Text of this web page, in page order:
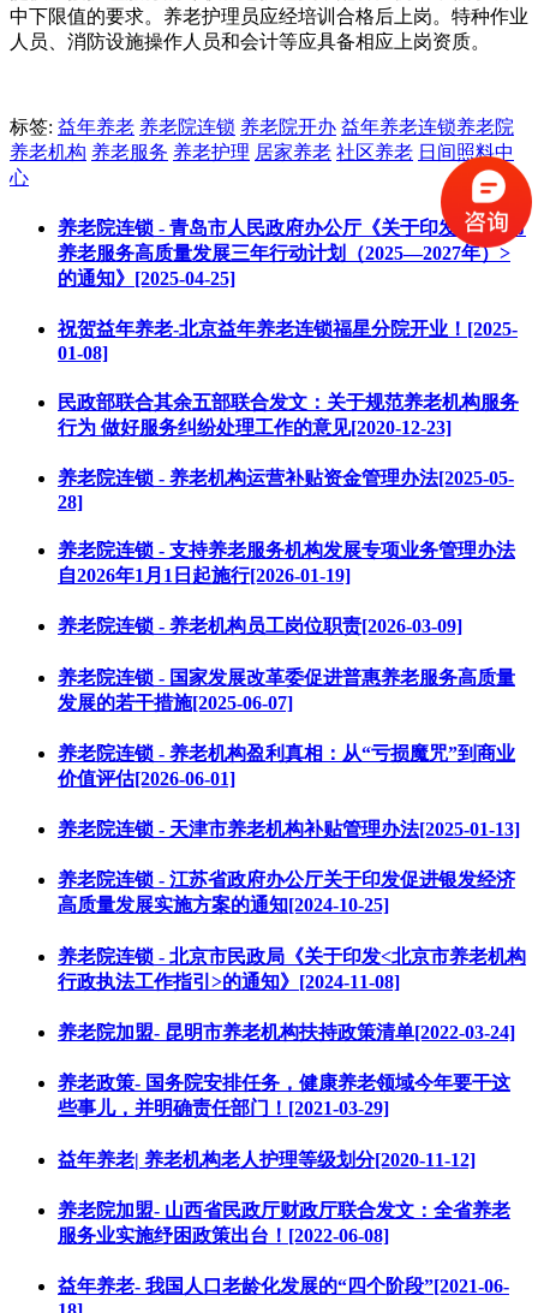
中下限值的要求。养老护理员应经培训合格后上岗。特种作业
人员、消防设施操作人员和会计等应具备相应上岗资质。
标签: 益年养老 养老院连锁 养老院开办 益年养老连锁养老院
养老机构 养老服务 养老护理 居家养老 社区养老 日间照料中
心
养老院连锁 - 青岛市人民政府办公厅《关于印发<青岛市
养老服务高质量发展三年行动计划（2025—2027年）>
的通知》[2025-04-25]
祝贺益年养老-北京益年养老连锁福星分院开业！[2025-
01-08]
民政部联合其余五部联合发文：关于规范养老机构服务
行为 做好服务纠纷处理工作的意见[2020-12-23]
养老院连锁 - 养老机构运营补贴资金管理办法[2025-05-
28]
养老院连锁 - 支持养老服务机构发展专项业务管理办法
自2026年1月1日起施行[2026-01-19]
养老院连锁 - 养老机构员工岗位职责[2026-03-09]
养老院连锁 - 国家发展改革委促进普惠养老服务高质量
发展的若干措施[2025-06-07]
养老院连锁 - 养老机构盈利真相：从“亏损魔咒”到商业
价值评估[2026-06-01]
养老院连锁 - 天津市养老机构补贴管理办法[2025-01-13]
养老院连锁 - 江苏省政府办公厅关于印发促进银发经济
高质量发展实施方案的通知[2024-10-25]
养老院连锁 - 北京市民政局《关于印发<北京市养老机构
行政执法工作指引>的通知》[2024-11-08]
养老院加盟- 昆明市养老机构扶持政策清单[2022-03-24]
养老政策- 国务院安排任务，健康养老领域今年要干这
些事儿，并明确责任部门！[2021-03-29]
益年养老| 养老机构老人护理等级划分[2020-11-12]
养老院加盟- 山西省民政厅财政厅联合发文：全省养老
服务业实施纾困政策出台！[2022-06-08]
益年养老- 我国人口老龄化发展的“四个阶段”[2021-06-